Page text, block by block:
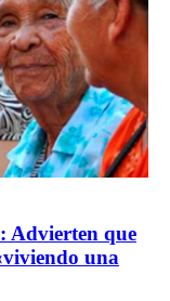
Advierten que
una